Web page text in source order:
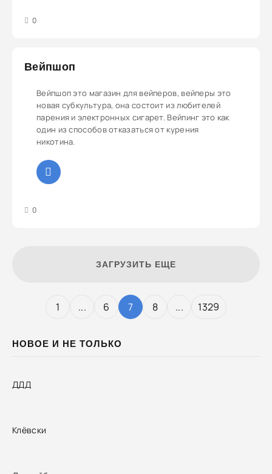
НОВОЕ И НЕ ТОЛЬКО
ДДД
Клёвски
0
Вейпшоп
Вейпшоп это магазин для вейперов, вейперы это
новая субкультура, она состоит из любителей
парения и электронных сигарет. Вейпинг это как
один из способов отказаться от курения
никотина.
0
ЗАГРУЗИТЬ ЕЩЕ
1 ... 6 7 8 ... 1329